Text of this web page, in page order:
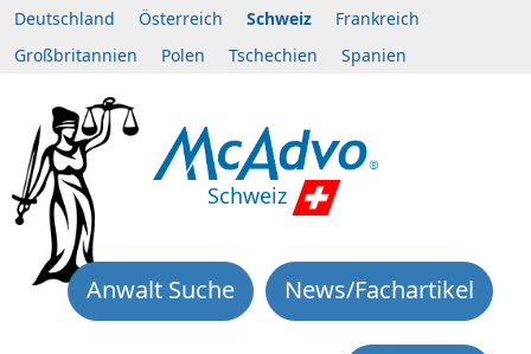
Deutschland Österreich Schweiz
Frankreich
Großbritannien
Polen Tschechien Spanien
Schweiz
News/Fachartikel
Anwalt Suche